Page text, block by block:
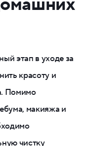
этап в уходе за
красоту и
Помимо
макияжа и
чистку